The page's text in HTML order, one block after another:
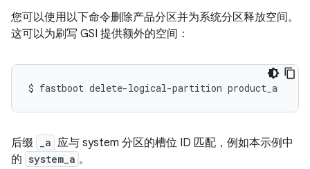
您可以使用以下命令删除产品分区并为系统分区释放空间。
这可以为刷写 GSI 提供额外的空间：
$ fastboot delete-logical-partition product_a
后缀 _a 应与 system 分区的槽位 ID 匹配，例如本示例中
的 system_a 。